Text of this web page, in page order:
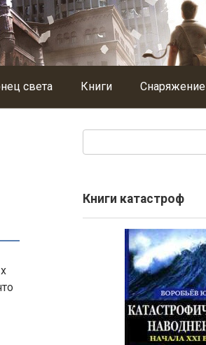
света Книги Снаряжение
Книги катастроф